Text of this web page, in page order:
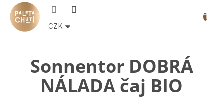
Přejít
obsah
CZK
košík
Sonnentor DOBRÁ
NÁLADA čaj BIO